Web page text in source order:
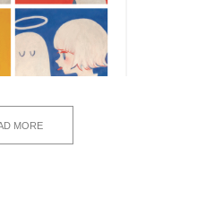
MORE